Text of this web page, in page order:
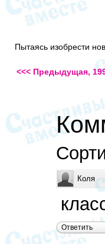
Пытаясь изобрести
<<< Предыдущая,
Коля
Ответить